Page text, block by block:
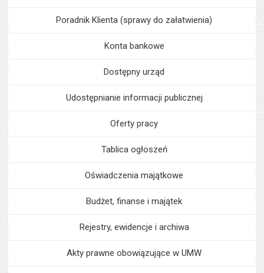
Poradnik Klienta (sprawy do załatwienia)
Konta bankowe
Dostępny urząd
Udostępnianie informacji publicznej
Oferty pracy
Tablica ogłoszeń
Oświadczenia majątkowe
Budżet, finanse i majątek
Rejestry, ewidencje i archiwa
Akty prawne obowiązujące w UMW